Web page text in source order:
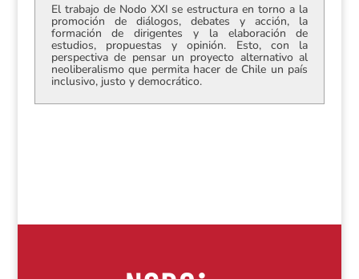
El trabajo de Nodo XXI se estructura en torno a la
promoción de diálogos, debates y acción, la
formación de dirigentes y la elaboración de
estudios, propuestas y opinión. Esto, con la
perspectiva de pensar un proyecto alternativo al
neoliberalismo que permita hacer de Chile un país
inclusivo, justo y democrático.